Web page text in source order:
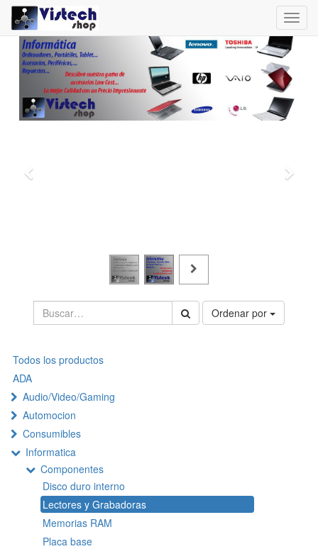
Ordenar por
Todos los productos
ADA
Audio/Video/Gaming
Automocion
Consumibles
Informatica
Componentes
Disco duro interno
Lectores y Grabadoras
Memorias RAM
Placa base